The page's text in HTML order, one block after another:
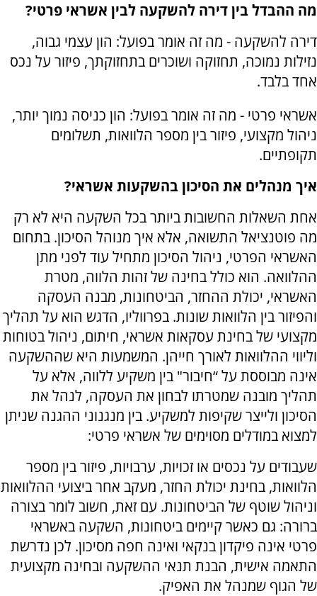
מה ההבדל בין דירה להשקעה לבין אשראי פרטי?
דירה להשקעה - מה זה אומר בפועל: הון עצמי גבוה,
נזילות נמוכה, תחזוקה ושוכרים בתחזוקתך, פיזור על נכס
אחד בלבד.
אשראי פרטי - מה זה אומר בפועל: הון כניסה נמוך יותר,
ניהול מקצועי, פיזור בין מספר הלוואות, תשלומים
תקופתיים.
איך מנהלים את הסיכון בהשקעות אשראי?
אחת השאלות החשובות ביותר בכל השקעה היא לא רק
מה פוטנציאל התשואה, אלא איך מנוהל הסיכון. בתחום
האשראי הפרטי, ניהול הסיכון מתחיל עוד לפני מתן
ההלוואה. הוא כולל בחינה של זהות הלווה, מטרת
האשראי, יכולת ההחזר, הביטחונות, מבנה העסקה
והפיזור בין הלוואות שונות. בפרווליו, הדגש הוא על תהליך
מקצועי של בחינת עסקאות אשראי, חיתום, ניהול בטוחות
וליווי ההלוואות לאורך חייהן. המשמעות היא שההשקעה
אינה מבוססת על “חיבור" בין משקיע ללווה, אלא על
תהליך מובנה שמטרתו לבחון את העסקה, לנהל את
הסיכון ולייצר שקיפות למשקיע. בין מנגנוני ההגנה שניתן
למצוא במודלים מסוימים של אשראי פרטי:
שעבודים על נכסים או זכויות, ערבויות, פיזור בין מספר
הלוואות, בחינת יכולת החזר, מעקב אחר ביצועי ההלוואות
וניהול שוטף של הביטחונות. עם זאת, חשוב לומר בצורה
ברורה: גם כאשר קיימים ביטחונות, השקעה באשראי
פרטי אינה פיקדון בנקאי ואינה חפה מסיכון. לכן נדרשת
התאמה אישית, הבנת תנאי ההשקעה ובחינה מקצועית
של הגוף שמנהל את האפיק.